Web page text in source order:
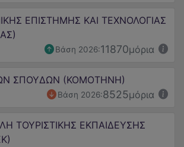
ΕΠΙΣΤΗΜΗΣ ΚΑΙ ΤΕΧΝΟΛΟΓΙΑΣ
Βάση 2026:11870μόρια
ΣΠΟΥΔΩΝ (ΚΟΜΟΤΗΝΗ)
Βάση 2026:8525μόρια
ΤΟΥΡΙΣΤΙΚΗΣ ΕΚΠΑΙΔΕΥΣΗΣ